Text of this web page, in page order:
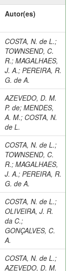
Autor(es)
COSTA, N. de L.;
TOWNSEND, C.
R.; MAGALHAES,
J. A.; PEREIRA, R.
G. de A.
AZEVEDO, D. M.
P. de; MENDES,
A. M.; COSTA, N.
de L.
COSTA, N. de L.;
TOWNSEND, C.
R.; MAGALHAES,
J. A.; PEREIRA, R.
G. de A.
COSTA, N. de L.;
OLIVEIRA, J. R.
da C.;
GONÇALVES, C.
A.
COSTA, N. de L.;
AZEVEDO, D. M.